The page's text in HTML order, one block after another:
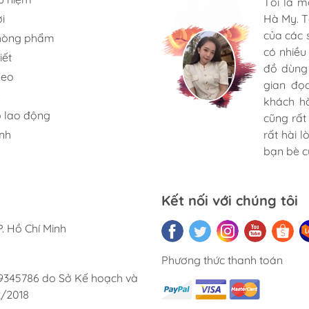
phẩm
lao động
Hà My.
của các
có
đồ
gian
khách
cũng rất
rất hài
bạn bè
nhiều
học,
sách kỹ
cực
Dịch vụ
Tôi sẽ
lai.
Tới
phẩm
cực kỳ
tượng...
Hồ Chí Minh
do Sở Kế hoạch và
2018
Kết nối với chúng tôi
Phương thức thanh toán